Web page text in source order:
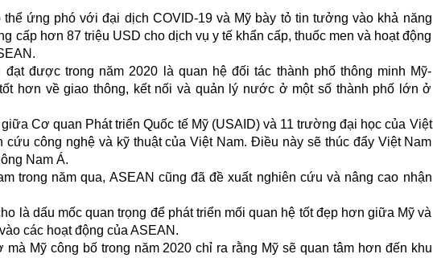
ứng phó với đại dịch COVID-19 và Mỹ bày tỏ tin tưởng vào khả năng
cấp hơn 87 triệu USD cho dịch vụ y tế khẩn cấp, thuốc men và hoạt động
được trong năm 2020 là quan hệ đối tác thành phố thông minh Mỹ-
hơn về giao thông, kết nối và quản lý nước ở một số thành phố lớn ở
Cơ quan Phát triển Quốc tế Mỹ (USAID) và 11 trường đại học của Việt
công nghệ và kỹ thuật của Việt Nam. Điều này sẽ thúc đẩy Việt Nam
Nam Á.
trong năm qua, ASEAN cũng đã đề xuất nghiên cứu và nâng cao nhận
là dấu mốc quan trọng để phát triển mối quan hệ tốt đẹp hơn giữa Mỹ và
các hoạt động của ASEAN.
Mỹ công bố trong năm 2020 chỉ ra rằng Mỹ sẽ quan tâm hơn đến khu